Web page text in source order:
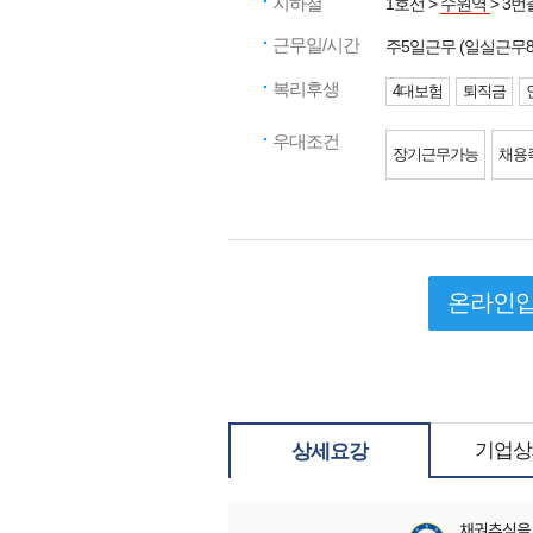
근무일/시간 주5일근무 (일실근무
복리후생 4대보험 퇴직금
우대조건
장기근무가능 채용
온라인
상세요강 기업